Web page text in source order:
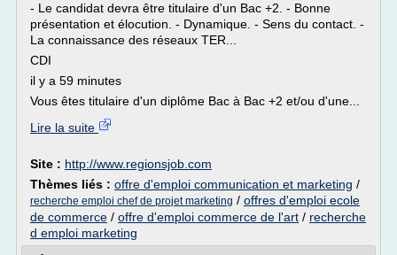
- Le candidat devra être titulaire d'un Bac +2. - Bonne
présentation et élocution. - Dynamique. - Sens du contact. -
La connaissance des réseaux TER...
CDI
il y a 59 minutes
Vous êtes titulaire d'un diplôme Bac à Bac +2 et/ou d'une...
Lire la suite
Site : http://www.regionsjob.com
Thèmes liés : offre d'emploi communication et marketing /
recherche emploi chef de projet marketing / offres d'emploi ecole
de commerce / offre d'emploi commerce de l'art / recherche
d emploi marketing